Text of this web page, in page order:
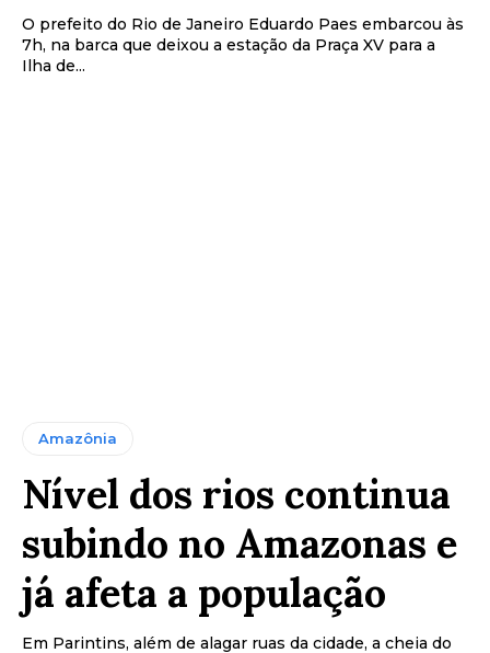
O prefeito do Rio de Janeiro Eduardo Paes embarcou às
7h, na barca que deixou a estação da Praça XV para a
Ilha de...
Amazônia
Nível dos rios continua
subindo no Amazonas e
já afeta a população
Em Parintins, além de alagar ruas da cidade, a cheia do